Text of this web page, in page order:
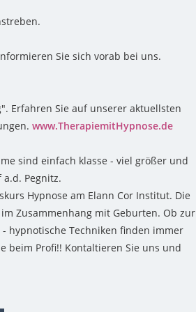
Sie sich vorab bei uns.
Erfahren Sie auf unserer aktuellsten
www.TherapiemitHypnose.de
sind einfach klasse - viel größer und
Pegnitz.
Hypnose am Elann Cor Institut. Die
Zusammenhang mit Geburten. Ob zur
hypnotische Techniken finden immer
beim Profi!! Kontaltieren Sie uns und